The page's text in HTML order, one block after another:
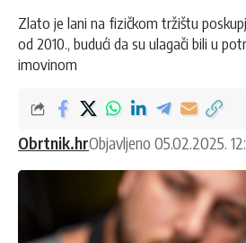
Zlato je lani na fizičkom tržištu
od 2010., budući da su ulagači bili u
imovinom
Obrtnik.hrObjavljeno 05.02.2025.